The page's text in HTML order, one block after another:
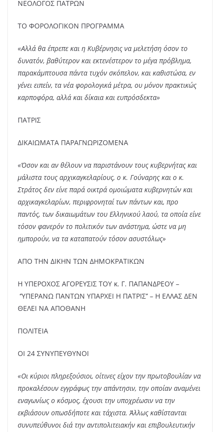
ΝΕΟΛΟΓΟΣ ΠΑΤΡΩΝ
ΤΟ ΦΟΡΟΛΟΓΙΚΟΝ ΠΡΟΓΡΑΜΜΑ
«Αλλά θα έπρεπε και η Κυβέρνησις να μελετήση όσον το
δυνατόν, βαθύτερον και εκτενέστερον το μέγα πρόβλημα,
παρακάμπτουσα πάντα τυχόν σκόπελον, και καθιστώσα, εν
γένει ειπείν, τα νέα φορολογικά μέτρα, ου μόνον πρακτικώς
καρποφόρα, αλλά και δίκαια και ευπρόσδεκτα»
ΠΑΤΡΙΣ
ΔΙΚΑΙΩΜΑΤΑ ΠΑΡΑΓΝΩΡΙΖΟΜΕΝΑ
«Όσον και αν θέλουν να παριστάνουν τους κυβερνήτας και
μάλιστα τους αρχικαγκελαρίους, ο κ. Γούναρης και ο κ.
Στράτος δεν είνε παρά οικτρά ομοιώματα κυβερνητών και
αρχικαγκελαρίων, περιφρονηταί των πάντων και, προ
παντός, των δικαιωμάτων του Ελληνικού λαού, τα οποία είνε
τόσον φανερόν το πολιτικόν των ανάστημα, ώστε να μη
ημπορούν, να τα καταπατούν τόσον ασυστόλως»
ΑΠΟ ΤΗΝ ΔΙΚΗΝ ΤΩΝ ΔΗΜΟΚΡΑΤΙΚΩΝ
Η ΥΠΕΡΟΧΟΣ ΑΓΟΡΕΥΣΙΣ ΤΟΥ κ. Γ. ΠΑΠΑΝΔΡΕΟΥ –
‘’ΥΠΕΡΑΝΩ ΠΑΝΤΩΝ ΥΠΑΡΧΕΙ Η ΠΑΤΡΙΣ’’ – Η ΕΛΛΑΣ ΔΕΝ
ΘΕΛΕΙ ΝΑ ΑΠΟΘΑΝΗ
ΠΟΛΙΤΕΙΑ
ΟΙ 24 ΣΥΝΥΠΕΥΘΥΝΟΙ
«Οι κύριοι πληρεξούσιοι, οίτινες είχον την πρωτοβουλίαν να
προκαλέσουν εγγράφως την απάντησιν, την οποίαν αναμένει
εναγωνίως ο κόσμος, έχουσι την υποχρέωσιν να την
εκβιάσουν οπωσδήποτε και τάχιστα. Άλλως καθίστανται
συνυπεύθυνοι διά την αντιπολιτειακήν και επιβουλευτικήν